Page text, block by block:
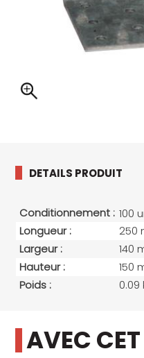
DETAILS PRODUIT
Conditionnement : 100
Longueur :
250
Largeur :
140
Hauteur :
150
Poids :
AVEC